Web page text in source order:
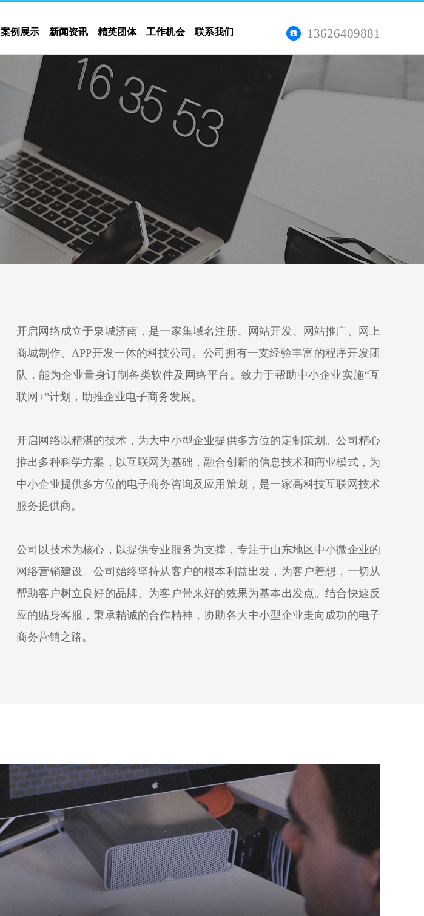
案例展示 新闻资讯 精英团体 工作机会 联系我们 13626409881
开启网络成立于泉城济南，是一家集域名注册、网站开发、网站推广、网上
商城制作、APP开发一体的科技公司。公司拥有一支经验丰富的程序开发团
队，能为企业量身订制各类软件及网络平台。致力于帮助中小企业实施“互
联网+”计划，助推企业电子商务发展。
开启网络以精湛的技术，为大中小型企业提供多方位的定制策划。公司精心
推出多种科学方案，以互联网为基础，融合创新的信息技术和商业模式，为
中小企业提供多方位的电子商务咨询及应用策划，是一家高科技互联网技术
服务提供商。
公司以技术为核心，以提供专业服务为支撑，专注于山东地区中小微企业的
网络营销建设。公司始终坚持从客户的根本利益出发，为客户着想，一切从
帮助客户树立良好的品牌、为客户带来好的效果为基本出发点。结合快速反
应的贴身客服，秉承精诚的合作精神，协助各大中小型企业走向成功的电子
商务营销之路。